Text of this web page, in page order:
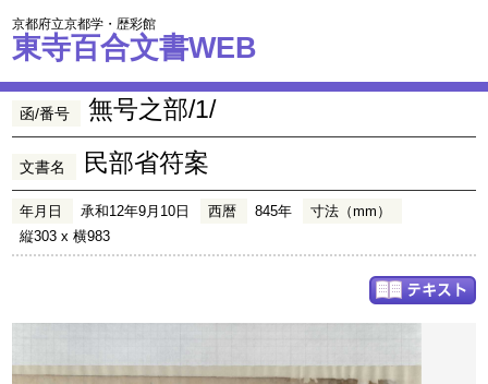
京都府立京都学・歴彩館
東寺百合文書WEB
函/番号 無号之部/1/
文書名 民部省符案
年月日 承和12年9月10日 西暦 845年
寸法（mm）
縦303 x 横983